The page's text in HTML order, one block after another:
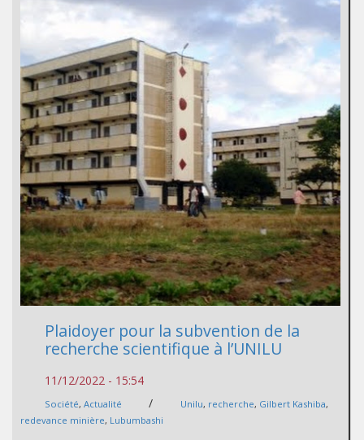
Plaidoyer pour la subvention de la
recherche scientifique à l’UNILU
11/12/2022 - 15:54
Société, Actualité / Unilu, recherche, Gilbert Kashiba,
redevance minière, Lubumbashi